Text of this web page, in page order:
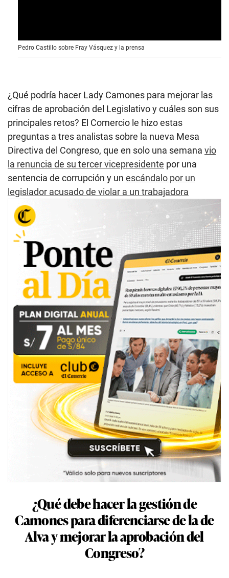
Pedro Castillo sobre Fray Vásquez y la prensa
¿Qué podría hacer Lady Camones para mejorar las
cifras de aprobación del Legislativo y cuáles son sus
principales retos? El Comercio le hizo estas
preguntas a tres analistas sobre la nueva Mesa
Directiva del Congreso, que en solo una semana vio
la renuncia de su tercer vicepresidente por una
sentencia de corrupción y un escándalo por un
legislador acusado de violar a un trabajadora
¿Qué debe hacer la gestión de
Camones para diferenciarse de la de
Alva y mejorar la aprobación del
Congreso?